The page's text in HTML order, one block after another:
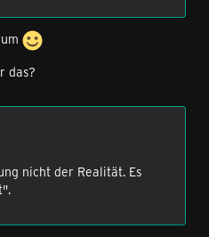
das?
nicht der Realität. Es